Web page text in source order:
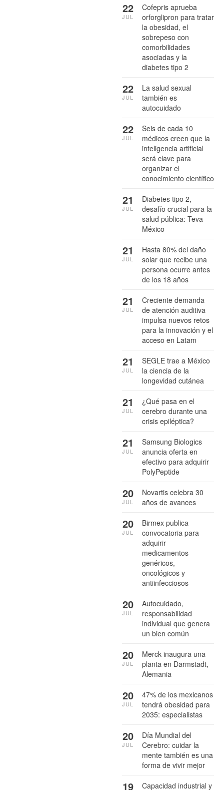
Cofepris aprueba
orforglipron para tratar
la obesidad, el
sobrepeso con
comorbilidades
asociadas y la
diabetes tipo 2
22
JUL
La salud sexual
también es
autocuidado
22
JUL
Seis de cada 10
médicos creen que la
inteligencia artificial
será clave para
organizar el
conocimiento científico
22
JUL
Diabetes tipo 2,
desafío crucial para la
salud pública: Teva
México
21
JUL
Hasta 80% del daño
solar que recibe una
persona ocurre antes
de los 18 años
21
JUL
Creciente demanda
de atención auditiva
impulsa nuevos retos
para la innovación y el
acceso en Latam
21
JUL
SEGLE trae a México
la ciencia de la
longevidad cutánea
21
JUL
¿Qué pasa en el
cerebro durante una
crisis epiléptica?
21
JUL
Samsung Biologics
anuncia oferta en
efectivo para adquirir
PolyPeptide
21
JUL
Novartis celebra 30
años de avances
20
JUL
Birmex publica
convocatoria para
adquirir
medicamentos
genéricos,
oncológicos y
antiinfecciosos
20
JUL
Autocuidado,
responsabilidad
individual que genera
un bien común
20
JUL
Merck inaugura una
planta en Darmstadt,
Alemania
20
JUL
47% de los mexicanos
tendrá obesidad para
2035: especialistas
20
JUL
Día Mundial del
Cerebro: cuidar la
mente también es una
forma de vivir mejor
20
JUL
Capacidad industrial y
19